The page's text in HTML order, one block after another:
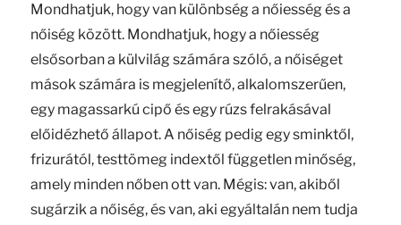
Mondhatjuk, hogy van különbség a nőiesség és a
nőiség között. Mondhatjuk, hogy a nőiesség
elsősorban a külvilág számára szóló, a nőiséget
mások számára is megjelenítő, alkalomszerűen,
egy magassarkú cipő és egy rúzs felrakásával
előidézhető állapot. A nőiség pedig egy sminktől,
frizurától, testtömeg indextől független minőség,
amely minden nőben ott van. Mégis: van, akiből
sugárzik a nőiség, és van, aki egyáltalán nem tudja